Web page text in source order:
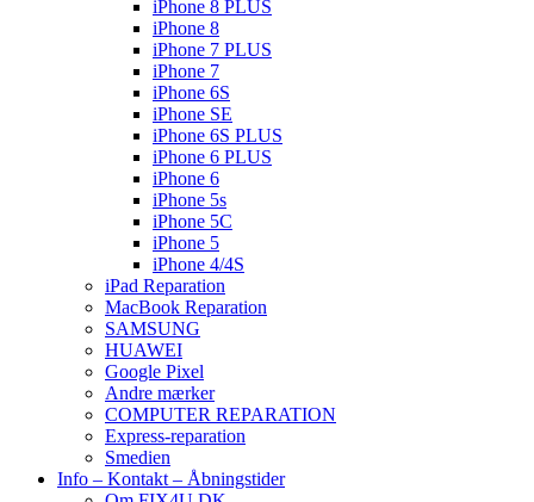
iPhone 8 PLUS
iPhone 8
iPhone 7 PLUS
iPhone 7
iPhone 6S
iPhone SE
iPhone 6S PLUS
iPhone 6 PLUS
iPhone 6
iPhone 5s
iPhone 5C
iPhone 5
iPhone 4/4S
iPad Reparation
MacBook Reparation
SAMSUNG
HUAWEI
Google Pixel
Andre mærker
COMPUTER REPARATION
Express-reparation
Smedien
Info – Kontakt – Åbningstider